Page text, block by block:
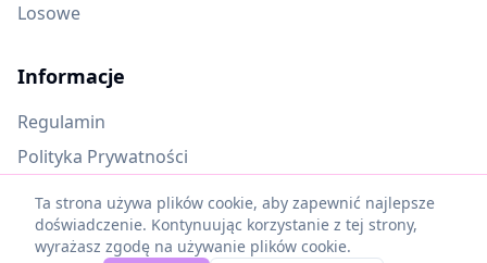
Losowe
Informacje
Regulamin
Polityka Prywatności
Oczekujące materiały
Ta strona używa plików cookie, aby zapewnić najlepsze
doświadczenie. Kontynuując korzystanie z tej strony,
wyrażasz zgodę na używanie plików cookie.